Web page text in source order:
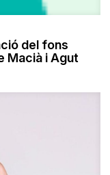
del fons
Macià i Agut